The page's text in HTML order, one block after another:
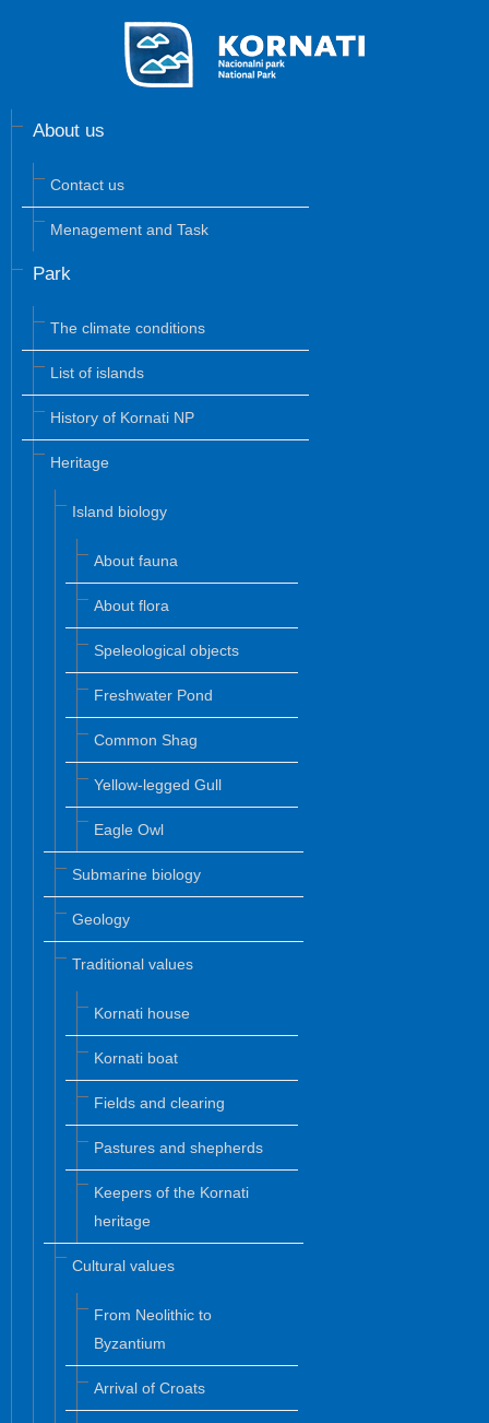
About us
Contact us
Menagement and Task
Park
The climate conditions
List of islands
History of Kornati NP
Heritage
Island biology
About fauna
About flora
Speleological objects
Freshwater Pond
Common Shag
Yellow-legged Gull
Eagle Owl
Submarine biology
Geology
Traditional values
Kornati house
Kornati boat
Fields and clearing
Pastures and shepherds
Keepers of the Kornati
heritage
Cultural values
From Neolithic to
Byzantium
Arrival of Croats